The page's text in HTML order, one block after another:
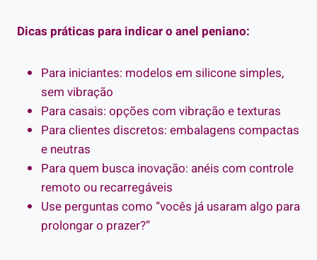
Dicas práticas para indicar o anel peniano:
Para iniciantes: modelos em silicone simples,
sem vibração
Para casais: opções com vibração e texturas
Para clientes discretos: embalagens compactas
e neutras
Para quem busca inovação: anéis com controle
remoto ou recarregáveis
Use perguntas como “vocês já usaram algo para
prolongar o prazer?”